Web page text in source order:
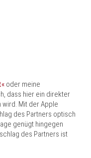
oder meine
dass hier ein direkter
Mit der Apple
des Partners optisch
genügt hingegen
des Partners ist